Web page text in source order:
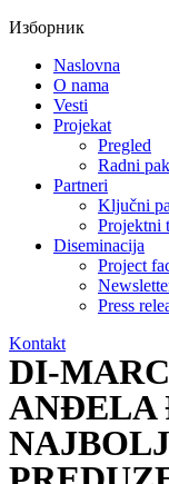
Изборник
Naslovna
O nama
Vesti
Projekat
Pregled
Radni
Partneri
Ključni
Projektni
Diseminacija
Project
Press
Kontakt
DI-
ANĐELA